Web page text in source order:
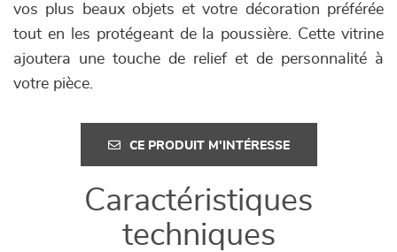
vos plus beaux objets et votre décoration préférée
tout en les protégeant de la poussière. Cette vitrine
ajoutera une touche de relief et de personnalité à
votre pièce.
CE PRODUIT M'INTÉRESSE
Caractéristiques
techniques